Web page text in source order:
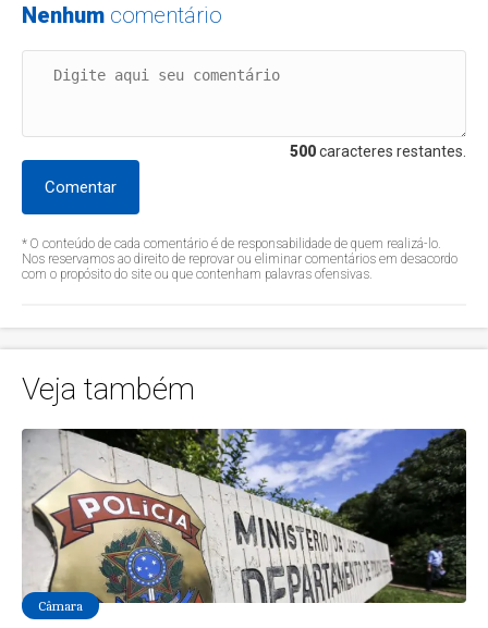
Nenhum comentário
500caracteres restantes.
Comentar
* O conteúdo de cada comentário é de responsabilidade de quem realizá-lo.
Nos reservamos ao direito de reprovar ou eliminar comentários em desacordo
com o propósito do site ou que contenham palavras ofensivas.
Veja também
Câmara